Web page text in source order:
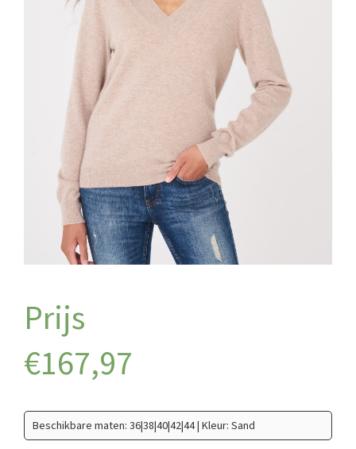
€167,97
Beschikbare maten: 36|38|40|42|44 | Kleur: Sand